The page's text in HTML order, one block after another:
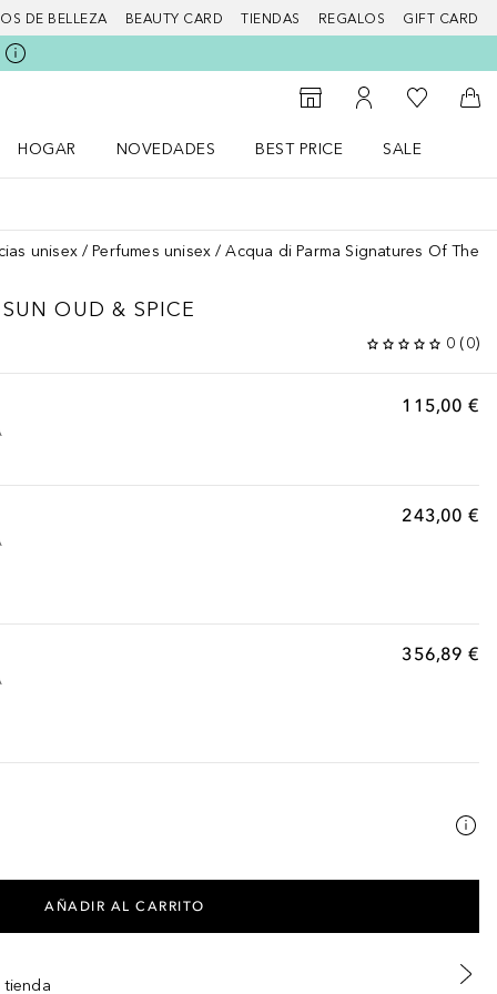
DE BELLEZA BEAUTY CARD TIENDAS REGALOS GIFT CARD
Al Storefinder
Mi cuenta
Mi lista de
A
HOGAR
NOVEDADES
BEST PRICE
SALE
unisex Perfumes unisex Acqua di Parma Signatures Of The
OUD & SPICE
0 (0)
115,00 €
243,00 €
356,89 €
AÑADIR AL CARRITO
tienda